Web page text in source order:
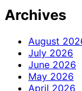
Archives
August
July 2026
June 2026
May 2026
April 2026